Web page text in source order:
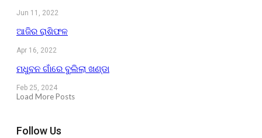
Jun 11, 2022
ଆଜିର ରାଶିଫଳ
Apr 16, 2022
ମଧୁବନ ଗାଁରେ ବୁଲିଲା ଖଣ୍ଡା
Feb 25, 2024
Load More Posts
Follow Us